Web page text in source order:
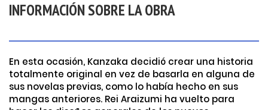
INFORMACIÓN SOBRE LA OBRA
En esta ocasión, Kanzaka decidió crear una historia
totalmente original en vez de basarla en alguna de
sus novelas previas, como lo había hecho en sus
mangas anteriores. Rei Araizumi ha vuelto para